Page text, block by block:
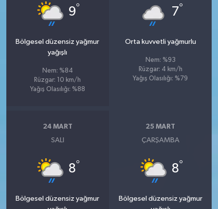
9°
Bölgesel düzensiz yağmur
yağışlı
Nem: %84
Rüzgar: 10 km/h
Yağış Olasılığı: %88
7°
Orta kuvvetli yağmurlu
Nem: %93
Rüzgar: 4 km/h
Yağış Olasılığı: %79
24 MART
SALI
8°
Bölgesel düzensiz yağmur
25 MART
ÇARŞAMBA
8°
Bölgesel düzensiz yağmur